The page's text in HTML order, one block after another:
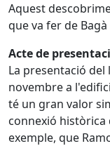
Aquest
que va fer de
Acte de
La presentació
novembre a
té un gran valor
connexió
exemple, que